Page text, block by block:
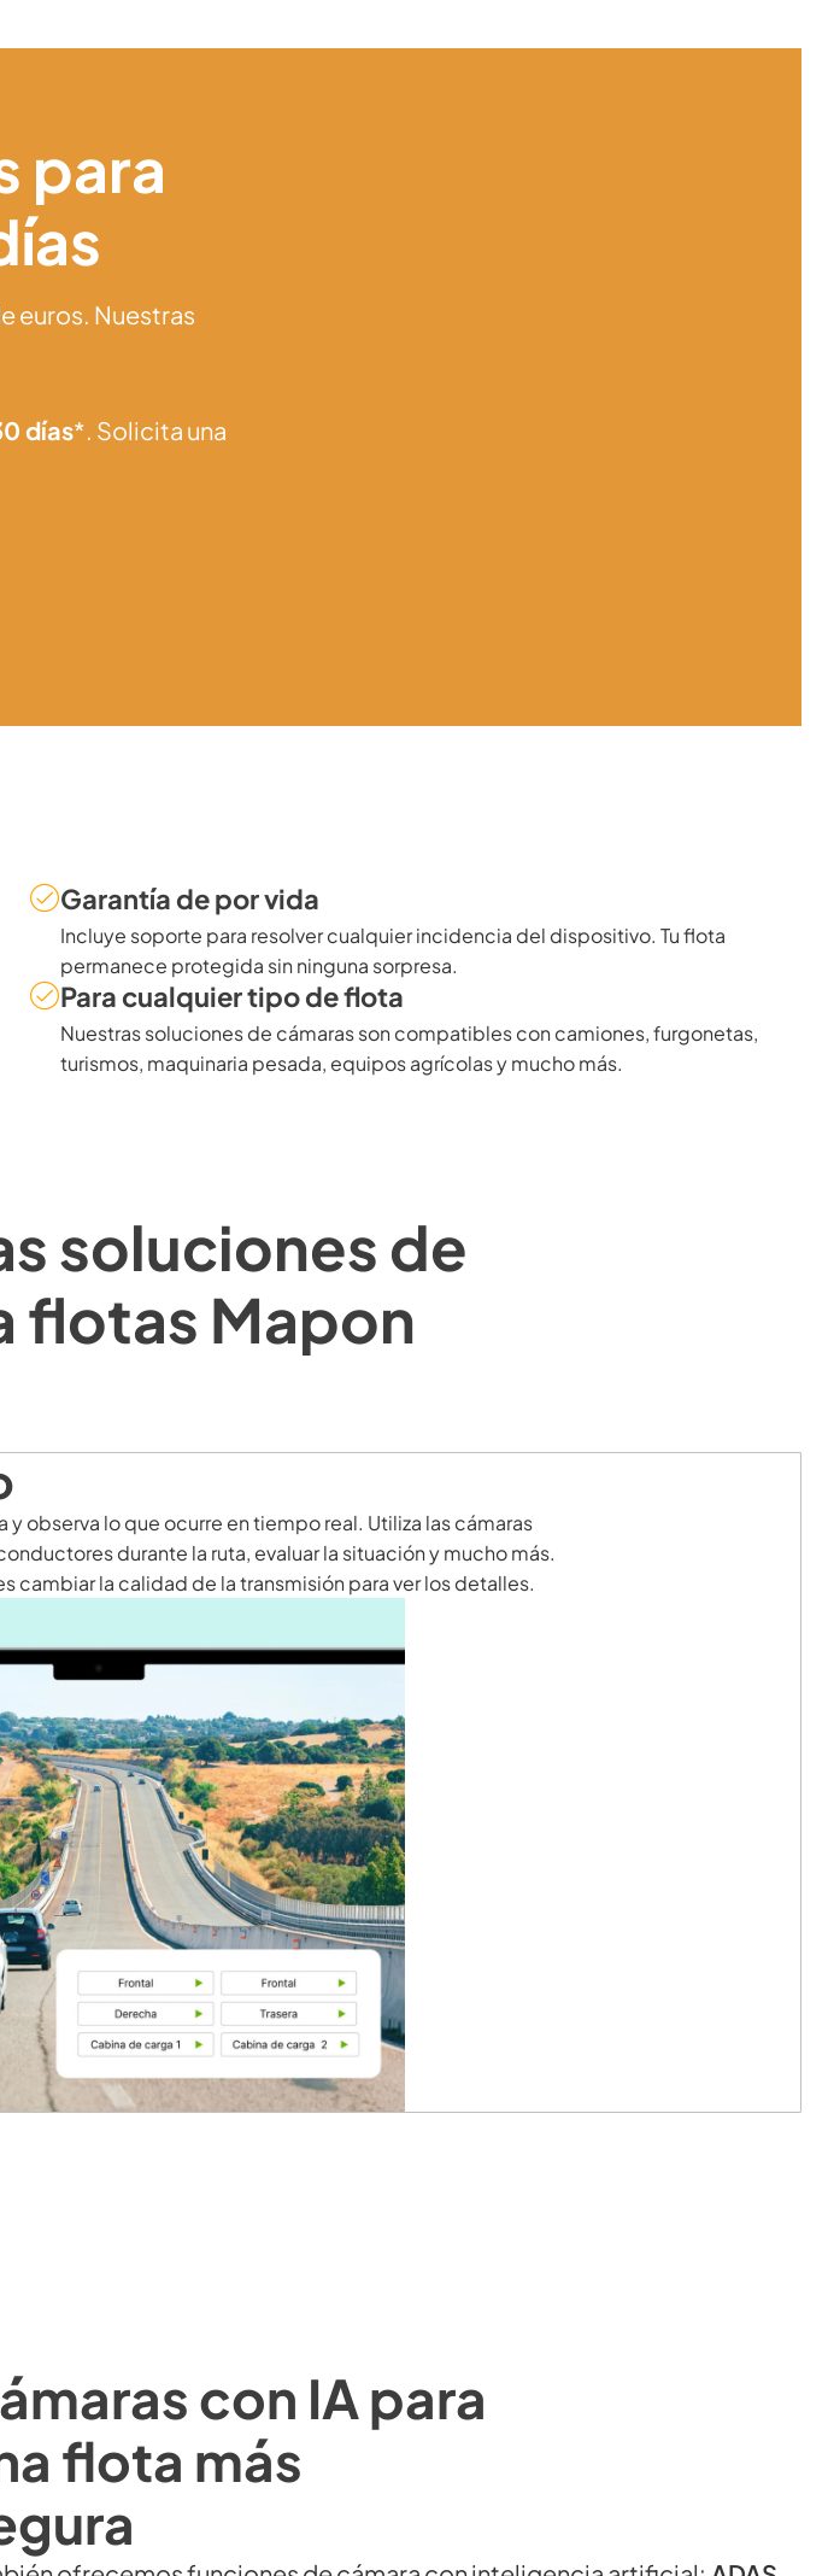
para
euros. Nuestras
días*. Solicita una
Garantía de por vida
Incluye soporte para resolver cualquier incidencia del dispositivo. Tu flota
permanece protegida sin ninguna sorpresa.
Para cualquier tipo de flota
Nuestras soluciones de cámaras son compatibles con camiones, furgonetas,
turismos, maquinaria pesada, equipos agrícolas y mucho más.
soluciones de
flotas Mapon
observa lo que ocurre en tiempo real. Utiliza las cámaras
durante la ruta, evaluar la situación y mucho más.
cambiar la calidad de la transmisión para ver los detalles.
con IA para
flota más